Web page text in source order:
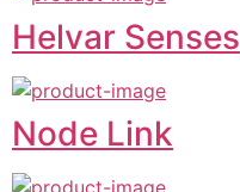
Helvar Senses
Node Link